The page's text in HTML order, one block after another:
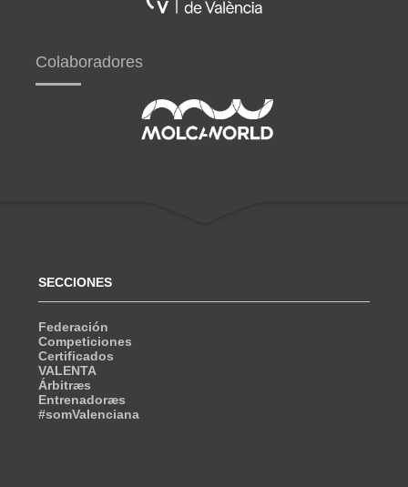
Colaboradores
SECCIONES
Federación
Competiciones
Certificados
VALENTA
Árbitræs
Entrenadoræs
#somValenciana